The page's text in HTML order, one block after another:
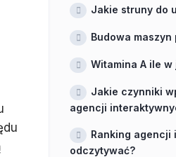
Jakie struny do
Budowa maszyn
Witamina A ile
Jakie czynniki
agencji
Ranking agencji
odczytywać?